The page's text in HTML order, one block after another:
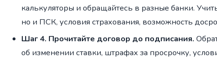
калькуляторы и обращайтесь в разные банки.
но и ПСК, условия страхования, возможность
Шаг 4. Прочитайте договор до подписания.
об изменении ставки, штрафах за просрочку,